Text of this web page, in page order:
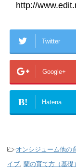
http://
Twitter
Google+
B! Hatena
-オンシジューム他の
イブ, 蘭の育て方（基礎）